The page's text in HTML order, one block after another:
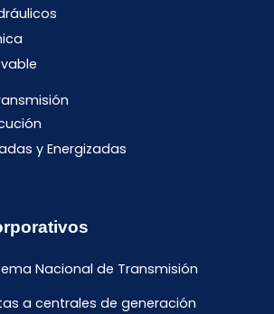
y Energizadas
Nacional de Transmisión
a centrales de generación